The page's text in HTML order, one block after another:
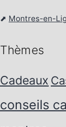
⬈ Montres-en-
Thèmes
Cadeaux
conseils